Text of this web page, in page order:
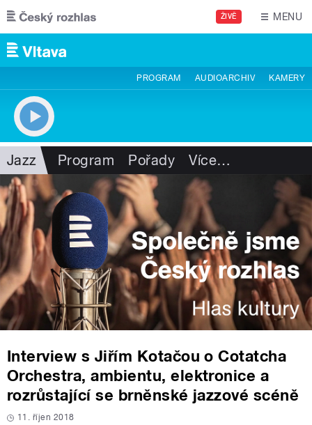
Přejít k hlavnímu obsahu
ŽIVĚ MENU
PROGRAM AUDIOARCHIV KAMERY
Jazz Program Pořady Více…
Interview s Jiřím Kotačou o Cotatcha
Orchestra, ambientu, elektronice a
rozrůstající se brněnské jazzové scéně
11. říjen 2018